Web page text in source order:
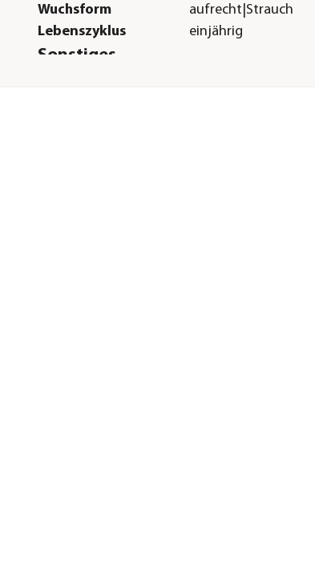
Wuchsform
aufrecht|Strauch
Lebenszyklus
einjährig
Sonstiges